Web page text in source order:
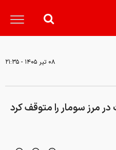
۰۸ تير ۱۴۰۵ - ۲۱:۳۵
مرز سومار را متوقف کرد